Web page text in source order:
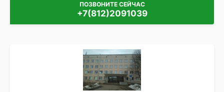
ПОЗВОНИТЕ СЕЙЧАС
+7(812)2091039